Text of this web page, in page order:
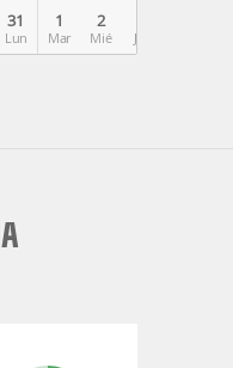
31
Lun
1
Mar
2
Mié Jue